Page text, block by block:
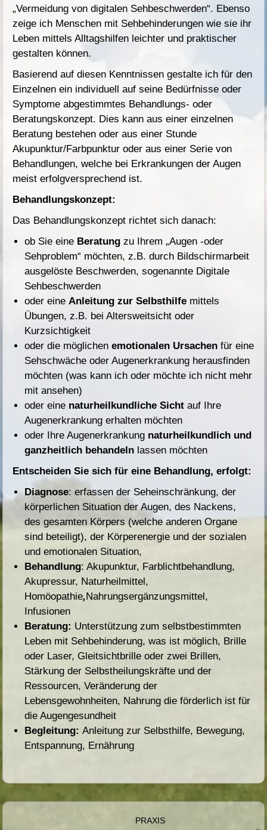
„Vermeidung von digitalen Sehbeschwerden“. Ebenso
zeige ich Menschen mit Sehbehinderungen wie sie ihr
Leben mittels Alltagshilfen leichter und praktischer
gestalten können.
Basierend auf diesen Kenntnissen gestalte ich für den
Einzelnen ein individuell auf seine Bedürfnisse oder
Symptome abgestimmtes Behandlungs- oder
Beratungskonzept. Dies kann aus einer einzelnen
Beratung bestehen oder aus einer Stunde
Akupunktur/Farbpunktur oder aus einer Serie von
Behandlungen, welche bei Erkrankungen der Augen
meist erfolgversprechend ist.
Behandlungskonzept:
Das Behandlungskonzept richtet sich danach:
ob Sie eine Beratungzu Ihrem „Augen -oder
Sehproblem“ möchten, z.B. durch Bildschirmarbeit
ausgelöste Beschwerden, sogenannte Digitale
Sehbeschwerden
oder eine Anleitung zur Selbsthilfe mittels
Übungen, z.B. bei Altersweitsicht oder
Kurzsichtigkeit
oder die möglichenemotionalen Ursachenfür eine
Sehschwäche oder Augenerkrankung herausfinden
möchten (was kann ich oder möchte ich nicht mehr
mit ansehen)
oder eine naturheilkundliche Sichtauf Ihre
Augenerkrankung erhalten möchten
oder Ihre Augenerkrankung naturheilkundlich und
ganzheitlich behandeln lassen möchten
Entscheiden Sie sich für eine Behandlung, erfolgt:
Diagnose: erfassen der Seheinschränkung, der
körperlichen Situation der Augen, des Nackens,
des gesamten Körpers (welche anderen Organe
sind beteiligt), der Körperenergie und der sozialen
und emotionalen Situation,
Behandlung: Akupunktur, Farblichtbehandlung,
Akupressur, Naturheilmittel,
Homöopathie,Nahrungsergänzungsmittel,
Infusionen
Beratung: Unterstützung zum selbstbestimmten
Leben mit Sehbehinderung, was ist möglich, Brille
oder Laser, Gleitsichtbrille oder zwei Brillen,
Stärkung der Selbstheilungskräfte und der
Ressourcen, Veränderung der
Lebensgewohnheiten, Nahrung die förderlich ist für
die Augengesundheit
Begleitung:Anleitung zur Selbsthilfe, Bewegung,
Entspannung, Ernährung
PRAXIS